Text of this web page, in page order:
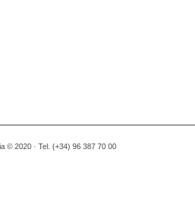
© 2020 · Tel. (+34) 96 387 70 00